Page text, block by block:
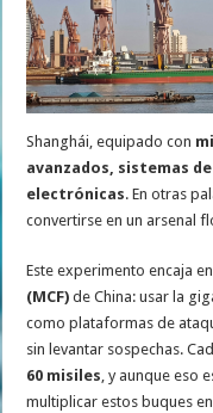
Shanghái, equipado con
avanzados, sistemas
electrónicas. En otras
convertirse en un arsenal
Este experimento encaja
(MCF) de China: usar la
como plataformas de
sin levantar sospechas.
60 misiles, y aunque eso
multiplicar estos buques